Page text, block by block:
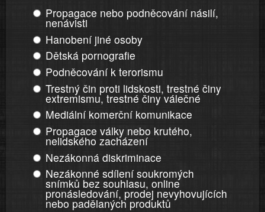
Propagace nebo podněcování násilí,
nenávisti
Hanobení jiné osoby
Dětská pornografie
Podněcování k terorismu
Trestný čin proti lidskosti, trestné činy
extremismu, trestné činy válečné
Mediální komerční komunikace
Propagace války nebo krutého,
nelidského zacházení
Nezákonná diskriminace
Nezákonné sdílení soukromých
snímků bez souhlasu, online
pronásledování, prodej nevyhovujících
nebo padělaných produktů